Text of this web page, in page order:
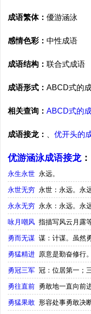
成语繁体： 優游涵泳
感情色彩： 中性成语
成语结构： 联合式成语
成语形式： ABCD式的
相关查询： ABCD式的
成语接龙： 优开头的
优游涵泳成语接龙：
永生永世 永远。
永世无穷 永世：永远。永
永永无穷 永永：永远。永
咏月嘲风 指描写风云月露
勇而无谋 谋：计谋。虽然
勇猛精进 原意是勤奋修行
勇冠三军 冠：位居第一；
勇往直前 勇敢地一直向前进
勇猛果敢 形容处事勇敢决断